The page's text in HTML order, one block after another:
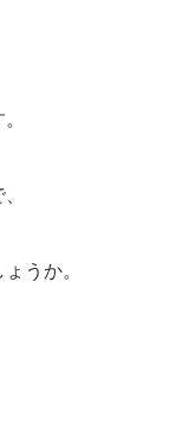
うか。